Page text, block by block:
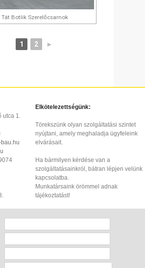
Tát Botlik Szerelőcsarnok
1 2 ►
utca 1.
Elkötelezettségünk:
Törekszünk olyan szolgáltatási szintet
nyújtani, amely meghaladja ügyfeleink
elvárásait.
Ha bármilyen kérdése van a
szolgáltatásainkról, bátran lépjen velünk
kapcsolatba.
Munkatársaink örömmel adnak
tájékoztatást!